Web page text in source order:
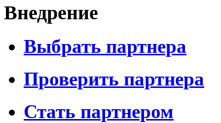
Внедрение
Выбрать партнера
Проверить партнера
Стать партнером